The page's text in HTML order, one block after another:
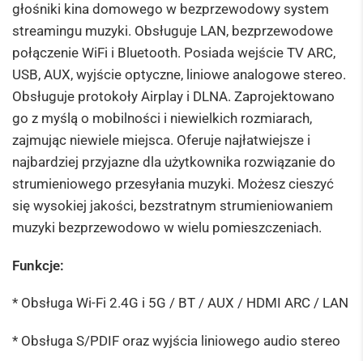
głośniki kina domowego w bezprzewodowy system
streamingu muzyki. Obsługuje LAN, bezprzewodowe
połączenie WiFi i Bluetooth. Posiada wejście TV ARC,
USB, AUX, wyjście optyczne, liniowe analogowe stereo.
Obsługuje protokoły Airplay i DLNA. Zaprojektowano
go z myślą o mobilności i niewielkich rozmiarach,
zajmując niewiele miejsca. Oferuje najłatwiejsze i
najbardziej przyjazne dla użytkownika rozwiązanie do
strumieniowego przesyłania muzyki. Możesz cieszyć
się wysokiej jakości, bezstratnym strumieniowaniem
muzyki bezprzewodowo w wielu pomieszczeniach.
Funkcje:
* Obsługa Wi-Fi 2.4G i 5G / BT / AUX / HDMI ARC / LAN
* Obsługa S/PDIF oraz wyjścia liniowego audio stereo